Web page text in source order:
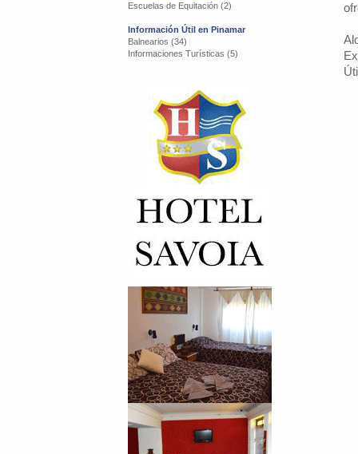
Escuelas de Equitación (2)
Información Útil en Pinamar
Balnearios (34)
Informaciones Turísticas (5)